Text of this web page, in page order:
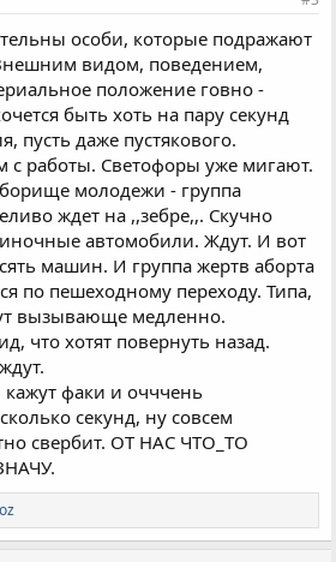
особи, которые подражают
видом, поведением,
положение говно -
быть хоть на пару секунд
пусть даже пустякового.
с работы. Светофоры уже мигают.
молодежи - группа
ждет на ,,зебре,,. Скучно
автомобили. Ждут. И вот
машин. И группа жертв аборта
по пешеходному переходу. Типа,
вызывающе медленно.
что хотят повернуть назад.
факи и очччень
секунд, ну совсем
свербит. ОТ НАС ЧТО_ТО